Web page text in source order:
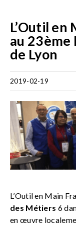
L’Outil
au
de Lyon
2019-02-19
L’Outil en Main
des Métiers 6
en œuvre